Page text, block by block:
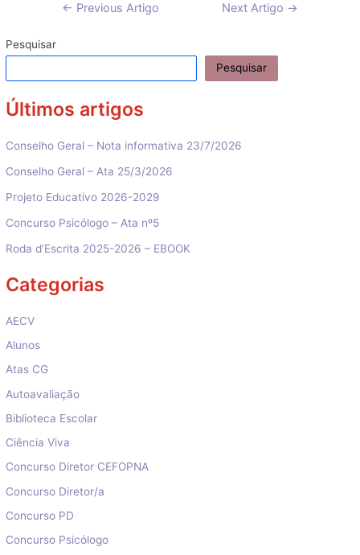
Navegação
artigos
← Previous Artigo Next Artigo →
Pesquisar
Pesquisar
Últimos artigos
Conselho Geral – Nota informativa 23/7/2026
Conselho Geral – Ata 25/3/2026
Projeto Educativo 2026-2029
Concurso Psicólogo – Ata nº5
Roda d’Escrita 2025-2026 – EBOOK
Categorias
AECV
Alunos
Atas CG
Autoavaliação
Biblioteca Escolar
Ciência Viva
Concurso Diretor CEFOPNA
Concurso Diretor/a
Concurso PD
Concurso Psicólogo